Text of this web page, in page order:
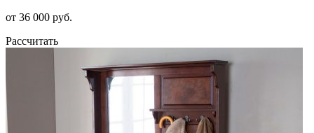
от 36 000 руб.
Рассчитать